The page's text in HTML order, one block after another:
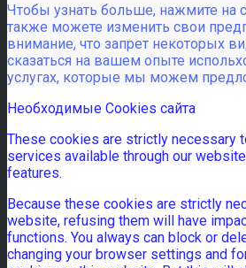
Чтобы узнать больше, нажмите на
также можете изменить свои
внимание, что запрет некоторых
сказаться на вашем опыте
услугах, которые мы можем
Необходимые Cookies сайта
These cookies are strictly necessary
services available through our
features.
Because these cookies are strictly
website, refusing them will have
functions. You always can block or
changing your browser settings and